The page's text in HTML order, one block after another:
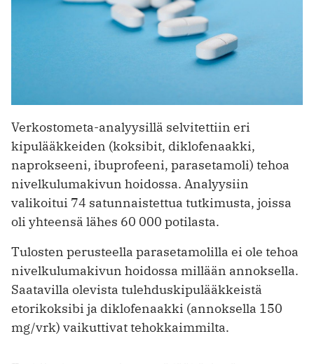
Verkostometa-analyysillä selvitettiin eri
kipulääkkeiden (koksibit, diklofenaakki,
naprokseeni, ibuprofeeni, parasetamoli) tehoa
nivelkulumakivun hoidossa. Analyysiin
valikoitui 74 satunnaistettua tutkimusta, joissa
oli yhteensä lähes 60 000 potilasta.
Tulosten perusteella parasetamolilla ei ole tehoa
nivelkulumakivun hoidossa millään annoksella.
Saatavilla olevista tulehduskipulääkkeistä
etorikoksibi ja diklofenaakki (annoksella 150
mg/vrk) vaikuttivat tehokkaimmilta.